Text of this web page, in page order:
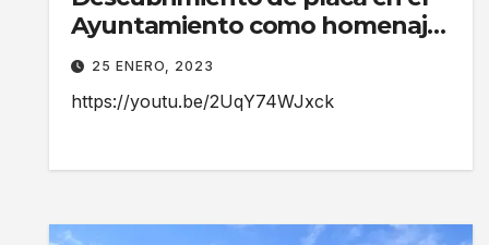
Ayuntamiento como homenaje
a las víctimas de la pandemia
provocada por la COVID-19
25 ENERO, 2023
https://youtu.be/2UqY74WJxck